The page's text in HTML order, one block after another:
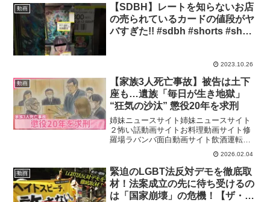
動画
【SDBH】レートを知らないお店
の売られているカードの値段がヤ
バすぎた!! #sdbh #shorts #short
2023.10.26
動画
【家族3人死亡事故】被告は土下
座も…遺族「毎日が生き地獄」
“狂気の沙汰” 懲役20年を求刑
姉妹ニュースサイト姉妹ニュースサイト
２怖い話動画サイトお料理動画サイト修
羅場ラバンバ面白動画サイト飲酒運転の
トラックで乗用車に衝突し、家族3人を死
亡させた罪などに問われた男の裁判で、
検察側は男に懲役20年を求刑しました。
（2026年1月30...
2026.02.04
動画
緊迫のLGBT法反対デモを徹底取
材！法案成立の先に待ち受けるの
は「国家崩壊」の危機！【ザ・フ